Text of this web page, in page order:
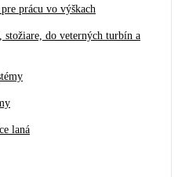
prácu vo výškach
stožiare, do veterných turbín a
laná